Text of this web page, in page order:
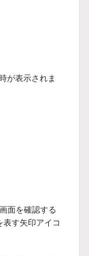
が表示されま
面を確認する
表す矢印アイコ